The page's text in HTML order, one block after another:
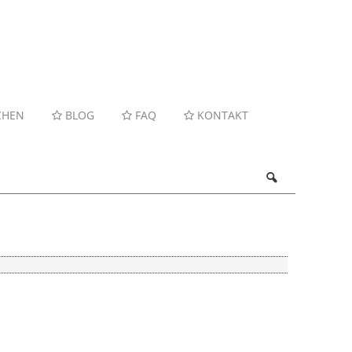
BLOG FAQ KONTAKT